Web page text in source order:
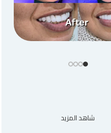
شاهد المزيد